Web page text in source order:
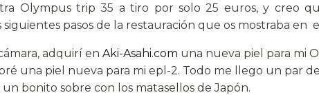
Olympus trip 35 a tiro por solo 25 euros, y creo
pasos de la restauración que os mostraba en el
adquirí en Aki-Asahi.com una nueva piel para mi
una piel nueva para mi epl-2. Todo me llego un par
bonito sobre con los matasellos de Japón.